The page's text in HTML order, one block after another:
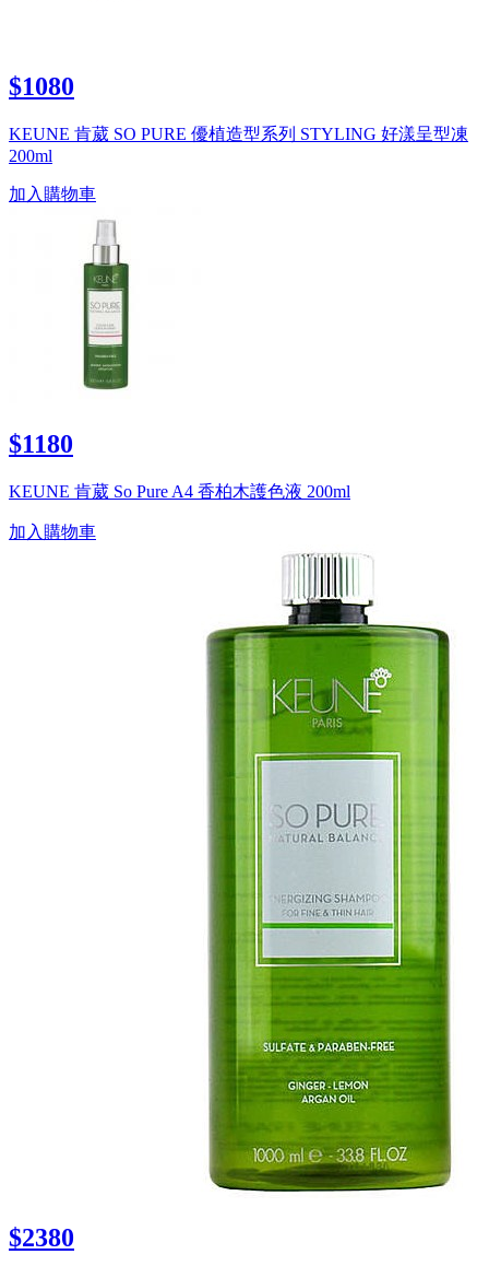
$1080
KEUNE 肯葳 SO PURE 優植造型系列 STYLING 好漾呈型凍
200ml
加入購物車
$1180
KEUNE 肯葳 So Pure A4 香柏木護色液 200ml
加入購物車
$2380